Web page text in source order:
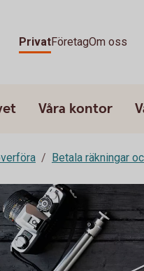
PrivatFöretagOm oss
Våra kontor
Betala räkningar